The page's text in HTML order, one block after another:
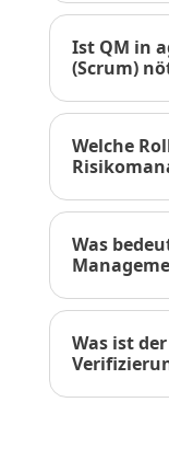
Ist QM in
(Scrum)
Welche
Was
Was ist